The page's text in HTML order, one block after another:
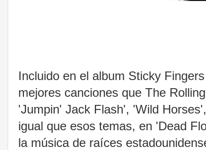
Incluido en el album Sticky
mejores canciones que The
'Jumpin' Jack Flash', 'Wild
igual que esos temas, en 'Dead
la música de raíces